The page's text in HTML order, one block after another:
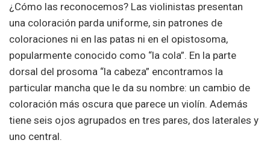
¿Cómo las reconocemos? Las violinistas presentan
una coloración parda uniforme, sin patrones de
coloraciones ni en las patas ni en el opistosoma,
popularmente conocido como “la cola”. En la parte
dorsal del prosoma “la cabeza” encontramos la
particular mancha que le da su nombre: un cambio de
coloración más oscura que parece un violín. Además
tiene seis ojos agrupados en tres pares, dos laterales y
uno central.